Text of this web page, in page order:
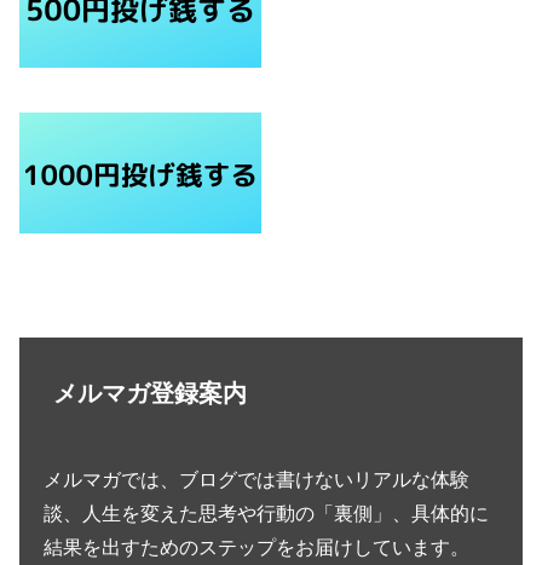
メルマガ登録案内
メルマガでは、ブログでは書けないリアルな体験
談、人生を変えた思考や行動の「裏側」、具体的に
結果を出すためのステップをお届けしています。